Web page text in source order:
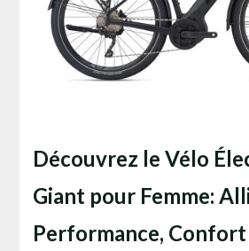
Découvrez le Vélo
Giant pour Femme:
Performance,